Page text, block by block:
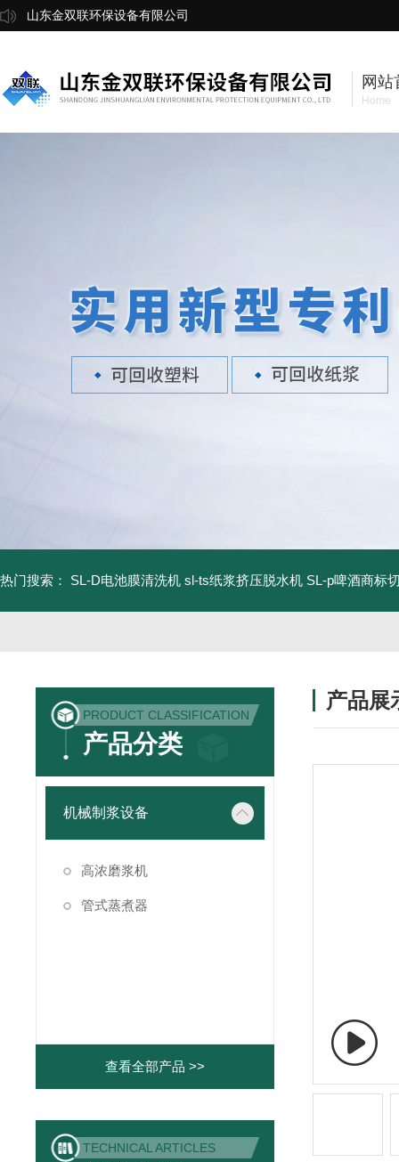
山东金双联环保设备有限公司
网站
Home
热门搜索： SL-D电池膜清洗机 sl-ts纸浆挤压脱水机 SL-p啤酒商标
PRODUCT CLASSIFICATION
产品分类
机械制浆设备
高浓磨浆机
管式蒸煮器
查看全部产品 >>
TECHNICAL ARTICLES
产品展